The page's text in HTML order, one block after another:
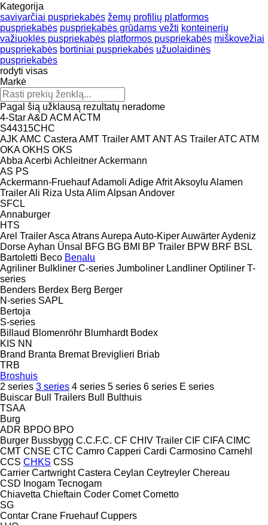
Kategorija
savivarčiai puspriekabės žemų profilių platformos
puspriekabės puspriekabės grūdams vežti konteinerių
važiuoklės puspriekabės platformos puspriekabės miškovežiai
puspriekabės bortiniai puspriekabės užuolaidinės
puspriekabės
rodyti visas
Markė
Pagal šią užklausą rezultatų neradome
4-StarA&D ACM ACTM
S44315CHC
AJK AMC Castera AMT TrailerAMTANTAS TrailerATC ATM
OKA OKHS OKS
Abba Acerbi AchleitnerAckermann
AS PS
Ackermann-FruehaufAdamoli AdigeAfritAksoylu Alamen
TrailerAli Riza Usta AlimAlpsan Andover
SFCL
Annaburger
HTS
Arel TrailerAsca AtransAurepa Auto-KiperAuwärterAydeniz
DorseAyhan Ünsal BFG BG BMI BP Trailer BPW BRF BSL
Bartoletti Beco Benalu
Agriliner Bulkliner C-series Jumboliner Landliner Optiliner T-
series
Benders Berdex Berg Berger
N-series SAPL
Bertoja
S-series
Billaud Blomenröhr Blumhardt Bodex
KIS NN
Brand Branta Bremat Breviglieri Briab
TRB
Broshuis
2 series 3 series 4 series 5 series 6 series E series
Buiscar Bull Trailers Bull
Bulthuis
TSAA
Burg
ADR BPDO BPO
Burger Bussbygg C.C.F.C. CF CHIV Trailer CIF CIFA CIMC
CMT CNSE CTC Camro Capperi Cardi Carmosino Carnehl
CCS CHKS CSS
Carrier Cartwright Castera Ceylan Ceytreyler Chereau
CSD Inogam Tecnogam
Chiavetta Chieftain Coder Comet Cometto
SG
Contar Crane Fruehauf Cuppers